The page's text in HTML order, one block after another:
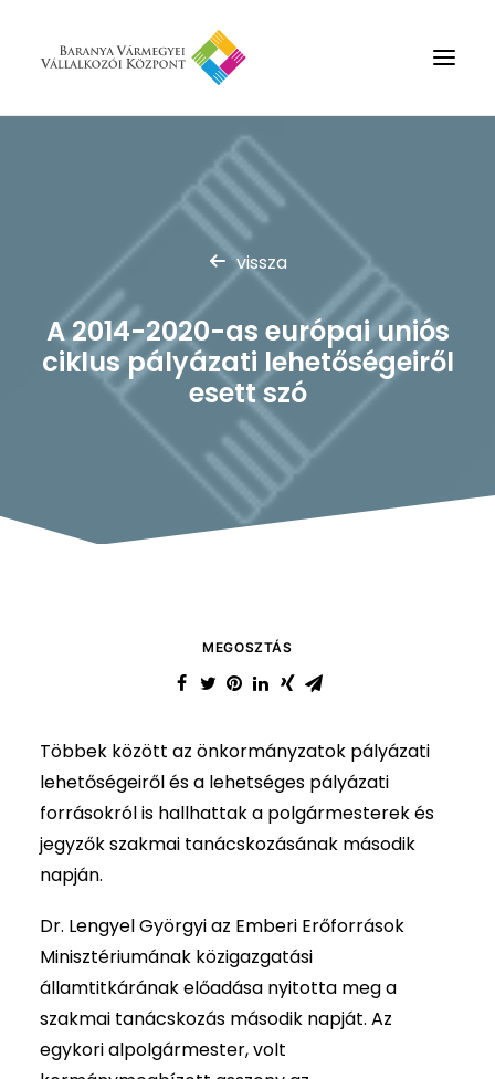
Rólunk
Szolgáltatások
Hírek
Partnerek
Kapcsolat
Keresés
vissza
A 2014-2020-as európai uniós
ciklus pályázati lehetőségeiről
esett szó
MEGOSZTÁS
Többek között az önkormányzatok pályázati
lehetőségeiről és a lehetséges pályázati
forrásokról is hallhattak a polgármesterek és
jegyzők szakmai tanácskozásának második
napján.
Dr. Lengyel Györgyi az Emberi Erőforrások
Minisztériumának közigazgatási
államtitkárának előadása nyitotta meg a
szakmai tanácskozás második napját. Az
egykori alpolgármester, volt